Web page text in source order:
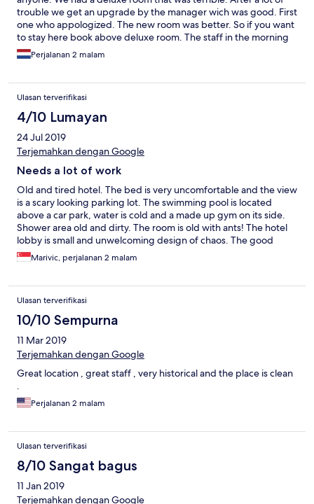
trouble we get an upgrade by the manager wich was good. First
one who appologized. The new room was better. So if you want
to stay here book above deluxe room. The staff in the morning
was much better. Overall I would not stay here again.
Perjalanan 2 malam
Ulasan terverifikasi
4/10 Lumayan
24 Jul 2019
Terjemahkan dengan Google
Needs a lot of work
Old and tired hotel. The bed is very uncomfortable and the view
is a scary looking parking lot. The swimming pool is located
above a car park, water is cold and a made up gym on its side.
Shower area old and dirty. The room is old with ants! The hotel
lobby is small and unwelcoming design of chaos. The good
thing about this hotel is the photogenic dining room (dusty tree
decorations) and the staff. Otherwise I can’t wait to check out
Marivic, perjalanan 2 malam
Ulasan terverifikasi
10/10 Sempurna
11 Mar 2019
Terjemahkan dengan Google
Great location , great staff , very historical and the place is clean
.
Perjalanan 2 malam
Ulasan terverifikasi
8/10 Sangat bagus
11 Jan 2019
Terjemahkan dengan Google